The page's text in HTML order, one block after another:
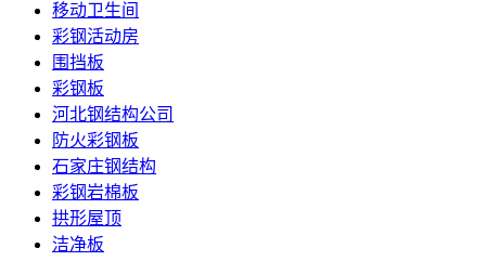
移动卫生间
彩钢活动房
围挡板
彩钢板
河北钢结构公司
防火彩钢板
石家庄钢结构
彩钢岩棉板
拱形屋顶
洁净板